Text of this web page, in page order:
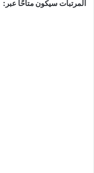
المرتبات سيكون متاحًا عبر: